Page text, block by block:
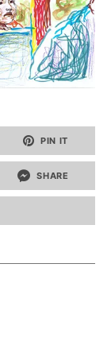
PIN IT
SHARE